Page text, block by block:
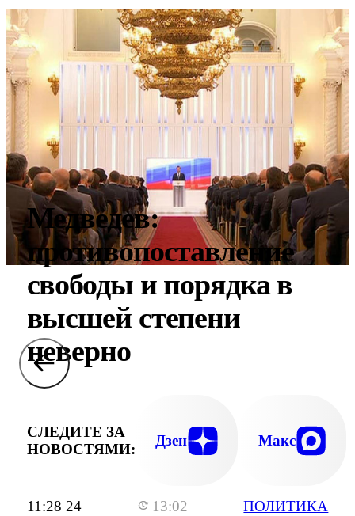
11:28 24
13:02
ПОЛИТИКА
Медведев:
противопоставление
свободы и порядка в
высшей степени
неверно
СЛЕДИТЕ ЗА
НОВОСТЯМИ:
Дзен Макс